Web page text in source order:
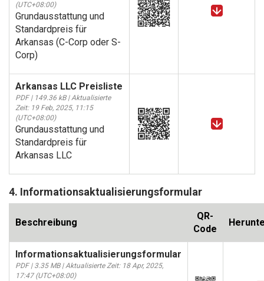
(UTC+08:00)
Grundausstattung und
Standardpreis für
Arkansas (C-Corp oder S-
Corp)
Arkansas LLC Preisliste
PDF | 149.36 kB | Aktualisierte
Zeit: 19 Feb, 2025, 11:15
(UTC+08:00)
Grundausstattung und
Standardpreis für
Arkansas LLC
4. Informationsaktualisierungsformular
Beschreibung
QR-
Code
Informationsaktualisierungsformular
PDF | 3.35 MB | Aktualisierte Zeit: 18 Apr, 2025,
17:47 (UTC+08:00)